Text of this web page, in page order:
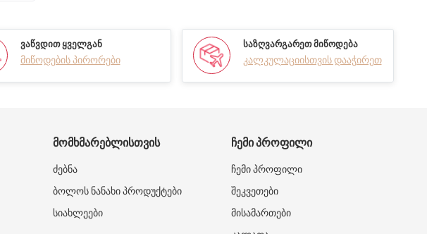
ᲕᲐᲬᲕᲓᲘᲗ ᲧᲕᲔᲚᲒᲐᲜ
მიწოდების პირორები
ᲡᲐᲖᲦᲕᲐᲠᲒᲐᲠᲔᲗ ᲛᲘᲬᲝᲓᲔᲑᲐ
კალკულაციისთვის დააჭირეთ
ᲛᲝᲛᲮᲛᲐᲠᲔᲑᲚᲘᲡᲗᲕᲘᲡ
ძებნა
ბოლოს ნანახი პროდუქტები
სიახლეები
ᲩᲔᲛᲘ ᲞᲠᲝᲤᲘᲚᲘ
ჩემი პროფილი
შეკვეთები
მისამართები